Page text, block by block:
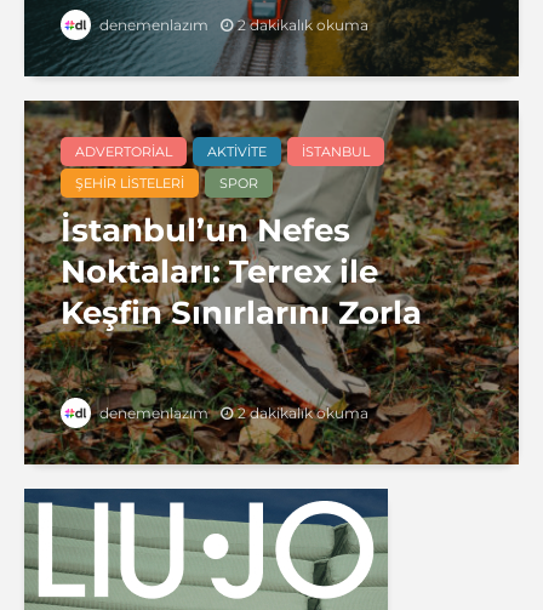
denemenlazım 2 dakikalık okuma
ADVERTORIAL AKTIVITE
İSTANBUL
ŞEHIR LISTELERI
SPOR
İstanbul’un Nefes
Noktaları: Terrex ile
Keşfin Sınırlarını Zorla
denemenlazım 2 dakikalık okuma